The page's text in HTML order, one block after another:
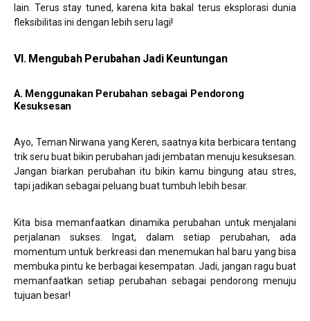
lain. Terus stay tuned, karena kita bakal terus eksplorasi dunia
fleksibilitas ini dengan lebih seru lagi!
VI. Mengubah Perubahan Jadi Keuntungan
A. Menggunakan Perubahan sebagai Pendorong
Kesuksesan
Ayo, Teman Nirwana yang Keren, saatnya kita berbicara tentang
trik seru buat bikin perubahan jadi jembatan menuju kesuksesan.
Jangan biarkan perubahan itu bikin kamu bingung atau stres,
tapi jadikan sebagai peluang buat tumbuh lebih besar.
Kita bisa memanfaatkan dinamika perubahan untuk menjalani
perjalanan sukses. Ingat, dalam setiap perubahan, ada
momentum untuk berkreasi dan menemukan hal baru yang bisa
membuka pintu ke berbagai kesempatan. Jadi, jangan ragu buat
memanfaatkan setiap perubahan sebagai pendorong menuju
tujuan besar!